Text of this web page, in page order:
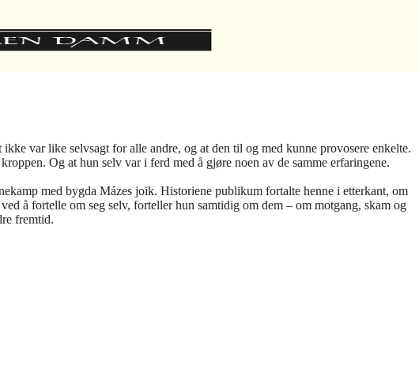
var like selvsagt for alle andre, og at den til og med kunne provosere enkelte.
Og at hun selv var i ferd med å gjøre noen av de samme erfaringene.
med bygda Mázes joik. Historiene publikum fortalte henne i etterkant, om
å fortelle om seg selv, forteller hun samtidig om dem – om motgang, skam og
fremtid.